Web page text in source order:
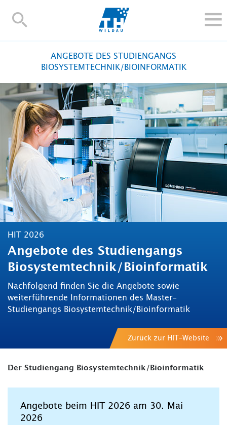
TH-
IM STUDIUM
FORSCHUNG UND TRANSFER
ALUMNI
HOCHSCHULE
INTERNATIONAL
BESCHÄFTIGTE
Blogs Kontakt und Anfahrt Webmail Moodle
TH Online-Portal Personensuche English
ANGEBOTE DES STUDIENGANGS
BIOSYSTEMTECHNIK/BIOINFORMATIK
HIT 2026
Angebote des Studiengangs
Biosystemtechnik/Bioinformatik
Nachfolgend finden Sie die Angebote sowie
weiterführende Informationen des Master-
Studiengangs Biosystemtechnik/Bioinformatik
Zurück zur HIT-Website
Der Studiengang Biosystemtechnik/Bioinformatik
Angebote beim HIT 2026 am 30. Mai
2026